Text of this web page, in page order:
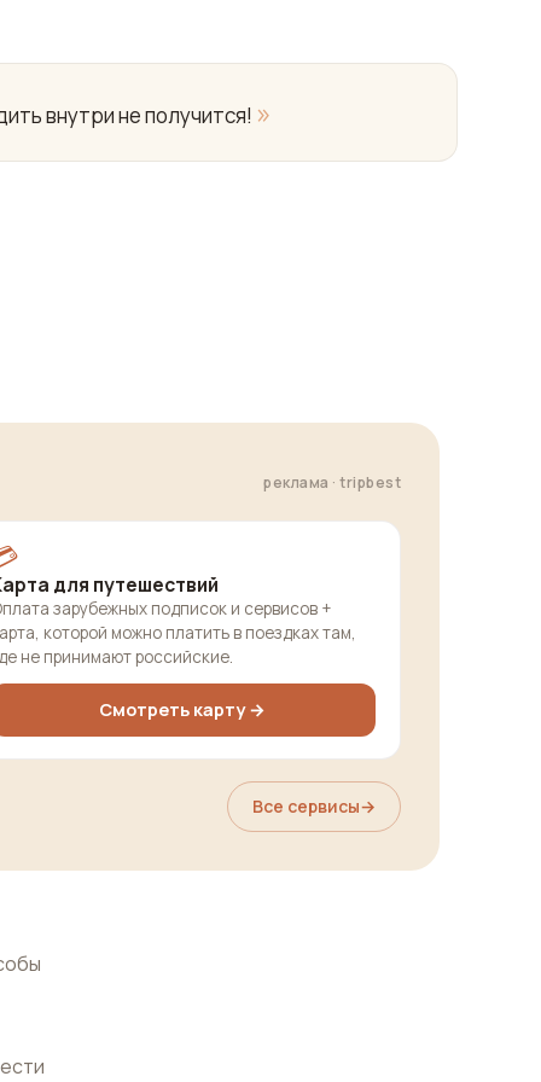
внутри не получится! »
реклама · tripbest
для путешествий
зарубежных подписок и сервисов +
которой можно платить в поездках там,
не принимают российские.
Смотреть карту →
Все сервисы→